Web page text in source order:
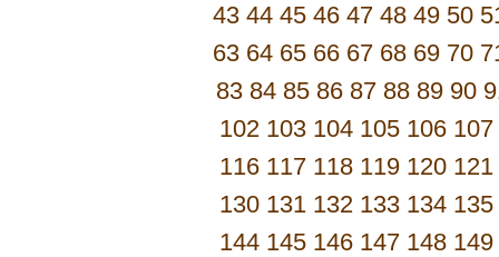
43 44 45 46 47 48 49 50
63 64 65 66 67 68 69 70
83 84 85 86 87 88 89 90
102 103 104 105 106 107
116 117 118 119 120 121
130 131 132 133 134 135
144 145 146 147 148 149